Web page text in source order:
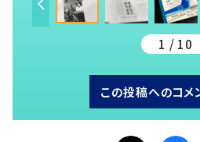
1 / 10
この投稿へのコメ